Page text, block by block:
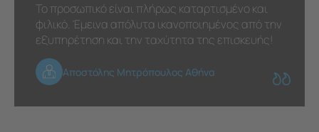
Το προσωπικό είναι πλήρως καταρτισμένο και
φιλικό. Έμεινα απόλυτα ικανοποιημένος από την
εξυπηρέτηση και την ταχύτητα της επισκευής!
Αποστόλης Μητρόπουλος Αθήνα